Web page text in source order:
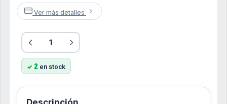
Ver más detalles
2 en stock